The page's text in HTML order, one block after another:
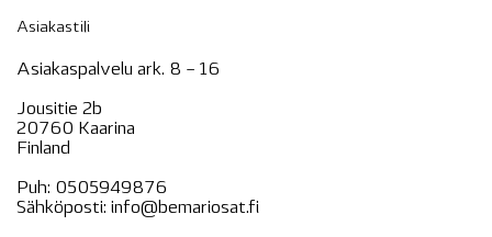
Asiakastili
Asiakaspalvelu ark. 8 – 16
Jousitie 2b
20760 Kaarina
Finland
Puh: 0505949876
Sähköposti: info@bemariosat.fi